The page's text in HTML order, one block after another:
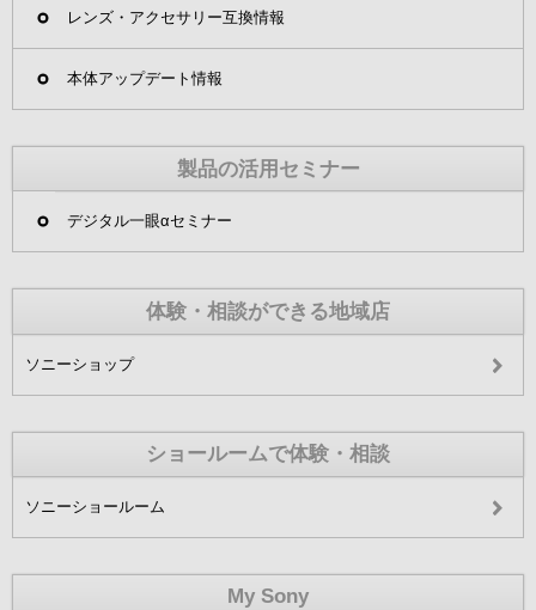
レンズ・アクセサリー互換情報
本体アップデート情報
製品の活用セミナー
デジタル一眼αセミナー
体験・相談ができる地域店
ソニーショップ
ショールームで体験・相談
ソニーショールーム
My Sony